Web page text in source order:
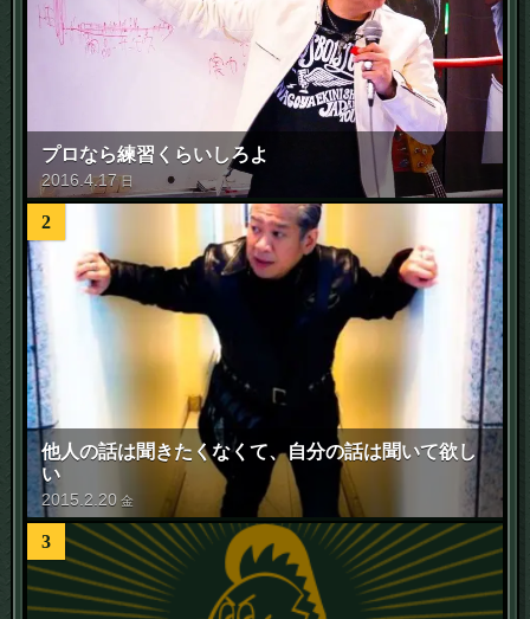
プロなら練習くらいしろよ
2016 .4.17 日
2
他人の話は聞きたくなくて、自分の話は聞いて欲し
い
2015 2 20 金
3